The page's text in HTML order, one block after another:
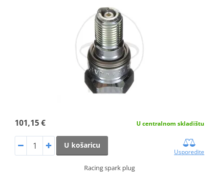
101,15 € U centralnom skladištu
U košaricu
Usporedite
Racing spark plug